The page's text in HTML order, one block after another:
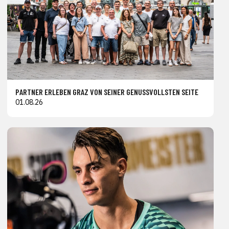
PARTNER ERLEBEN GRAZ VON SEINER GENUSSVOLLSTEN SEITE
01.08.26